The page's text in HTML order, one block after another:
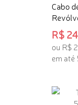
Cabo
R$
ou R$
em até